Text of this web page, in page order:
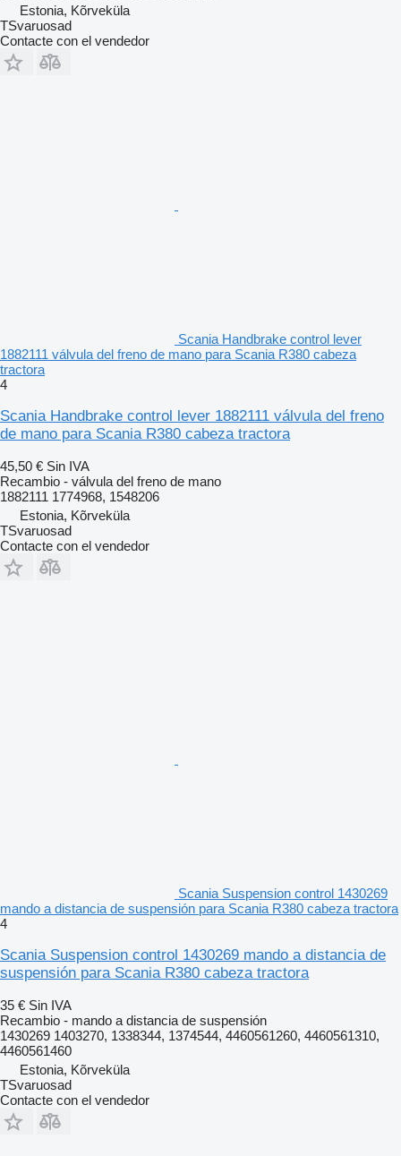
Estonia, Kõrveküla
TSvaruosad
Contacte con el vendedor
Scania Handbrake control lever
1882111 válvula del freno de mano para Scania R380 cabeza
tractora
4
Scania Handbrake control lever 1882111 válvula del freno
de mano para Scania R380 cabeza tractora
45,50 € Sin IVA
Recambio - válvula del freno de mano
1882111 1774968, 1548206
Estonia, Kõrveküla
TSvaruosad
Contacte con el vendedor
Scania Suspension control 1430269
mando a distancia de suspensión para Scania R380 cabeza tractora
4
Scania Suspension control 1430269 mando a distancia de
suspensión para Scania R380 cabeza tractora
35 € Sin IVA
Recambio - mando a distancia de suspensión
1430269 1403270, 1338344, 1374544, 4460561260, 4460561310,
4460561460
Estonia, Kõrveküla
TSvaruosad
Contacte con el vendedor